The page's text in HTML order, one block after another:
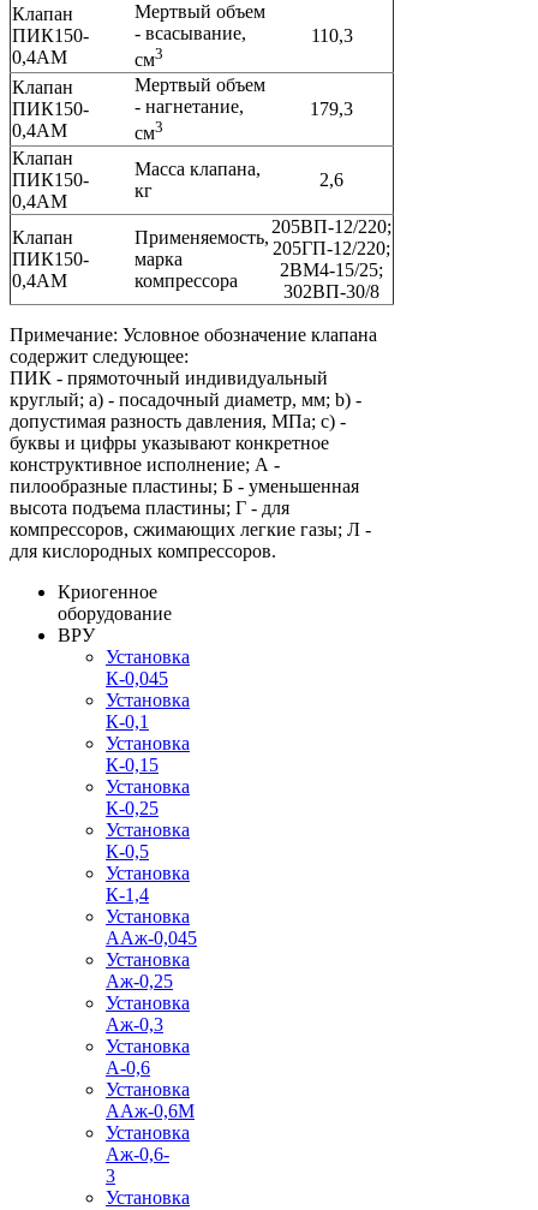
Клапан
ПИК150-
0,4АМ
Мертвый объем
- всасывание,
см3
110,3
Клапан
ПИК150-
0,4АМ
Мертвый объем
- нагнетание,
см3
179,3
Клапан
ПИК150-
0,4АМ
Масса клапана,
кг
2,6
Клапан
ПИК150-
0,4АМ
Применяемость,
марка
компрессора
205ВП-12/220;
205ГП-12/220;
2ВМ4-15/25;
302ВП-30/8
Примечание: Условное обозначение клапана
содержит следующее:
ПИК - прямоточный индивидуальный
круглый; a) - посадочный диаметр, мм; b) -
допустимая разность давления, МПа; c) -
буквы и цифры указывают конкретное
конструктивное исполнение; А -
пилообразные пластины; Б - уменьшенная
высота подъема пластины; Г - для
компрессоров, сжимающих легкие газы; Л -
для кислородных компрессоров.
Криогенное
оборудование
ВРУ
Установка
К-0,045
Установка
К-0,1
Установка
К-0,15
Установка
К-0,25
Установка
К-0,5
Установка
К-1,4
Установка
ААж-0,045
Установка
Аж-0,25
Установка
Аж-0,3
Установка
А-0,6
Установка
ААж-0,6М
Установка
Аж-0,6-
3
Установка